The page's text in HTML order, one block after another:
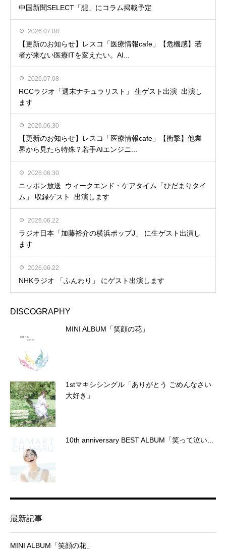
中国新聞SELECT「想」にコラム掲載予定
2026.07.08
【更新のお知らせ】レスコ「医療情報cafe」【危機感】若
者が来ない医療ITを変えたい。AI...
2026.07.08
RCCラジオ「週末ナチュラリスト」 生ゲスト出演 出演し
ます
2026.06.30
【更新のお知らせ】レスコ「医療情報cafe」【衝撃】他業
界から見たら特殊？若手AIエンジニ...
2026.06.30
ニッポン放送 ウィークエンド・ケアタイム「ひだまりタイ
ム」 収録ゲスト 出演します
2026.06.22
ラジオ日本「加藤裕介の横浜ポップJ」 に生ゲスト出演し
ます
2026.06.22
NHKラジオ 「ふんわり」 にゲスト出演します
DISCOGRAPHY
MINI ALBUM「笑顔の花」
1stマキシシングル「ありがとう ごめんなさい
大好き」
10th anniversary BEST ALBUM「笑って泣い...
最新記事
MINI ALBUM「笑顔の花」